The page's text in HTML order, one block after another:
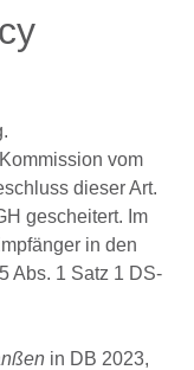
vom
dieser Art.
gescheitert. Im
in den
Abs. 1 Satz 1 DS-
in DB 2023,